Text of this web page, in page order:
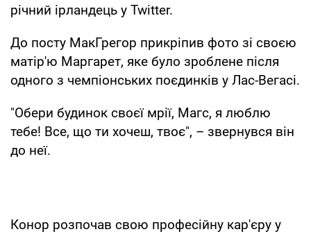
річний ірландець у Twitter.
До посту МакГрегор прикріпив фото зі своєю
матір'ю Маргарет, яке було зроблене після
одного з чемпіонських поєдинків у Лас-Вегасі.
"Обери будинок своєї мрії, Магс, я люблю
тебе! Все, що ти хочеш, твоє", – звернувся він
до неї.
Конор розпочав свою професійну кар'єру у